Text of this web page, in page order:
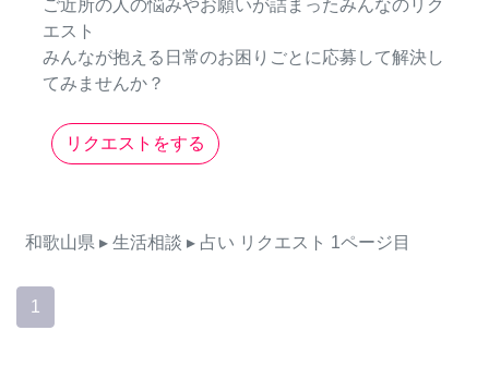
ご近所の人の悩みやお願いが詰まったみんなのリク
エスト
みんなが抱える日常のお困りごとに応募して解決し
てみませんか？
リクエストをする
和歌山県 ▸ 生活相談 ▸ 占い リクエスト 1ページ目
1